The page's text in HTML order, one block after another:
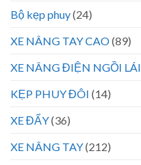
Bộ kẹp phuy(24)
XE NÂNG TAY CAO(89)
XE NÂNG ĐIỆN NGỒI LÁI
KẸP PHUY ĐÔI (14)
XE ĐẨY(36)
XE NÂNG TAY(212)